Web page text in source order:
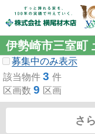
伊勢崎市三室町
募集中のみ表示
該当物件 3 件
区画数 9 区画
さ